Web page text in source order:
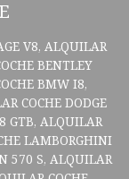
V8, ALQUILAR
BENTLEY
BMW I8,
COCHE DODGE
GTB, ALQUILAR
LAMBORGHINI
570 S, ALQUILAR